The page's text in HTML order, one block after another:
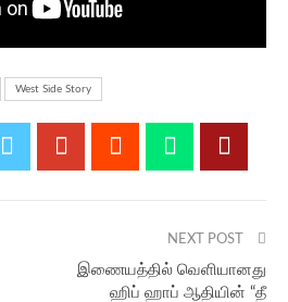
West Side Story
NEXT POST
இணையத்தில் வெளியானது
ஹிப் ஹாப் ஆதியின் “தீ